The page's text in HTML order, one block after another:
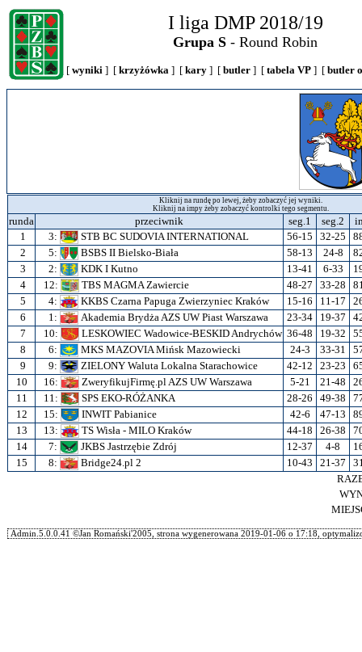
I liga DMP 2018/19
Grupa S - Round Robin
[ wyniki ] [ krzyżówka ] [ kary ] [ butler ] [ tabela VP ] [ butler
Kliknij na rundę po lewej, żeby zobaczyć jej wyniki.
Kliknij na impy żeby zobaczyć kontrolki tego segmentu.
runda przeciwnik seg.1 seg.2
1
3: STB BC SUDOVIA INTERNATIONAL 56-15 32-25
2
5: BSBS II Bielsko-Biała 58-13 24-8
3
2: KDK I Kutno 13-41 6-33
4
12: TBS MAGMA Zawiercie 48-27 33-28
5
4: KKBS Czarna Papuga Zwierzyniec Kraków 15-16 11-17
6
1: Akademia Brydża AZS UW Piast Warszawa 23-34 19-37
7
10: LESKOWIEC Wadowice-BESKID Andrychów 36-48 19-32
8
6: MKS MAZOVIA Mińsk Mazowiecki 24-3 33-31
9
9: ZIELONY Waluta Lokalna Starachowice 42-12 23-23
10
16: ZweryfikujFirmę.pl AZS UW Warszawa 5-21 21-48
11
11: SPS EKO-RÓŻANKA 28-26 49-38
12
15: INWIT Pabianice 42-6 47-13
13
13: TS Wisła - MILO Kraków 44-18 26-38
14
7: JKBS Jastrzębie Zdrój 12-37 4-8
15
8: Bridge24.pl 2 10-43 21-37
Admin.5.0.0.41 ©Jan Romański'2005, strona wygenerowana 2019-01-06 o 17:18,